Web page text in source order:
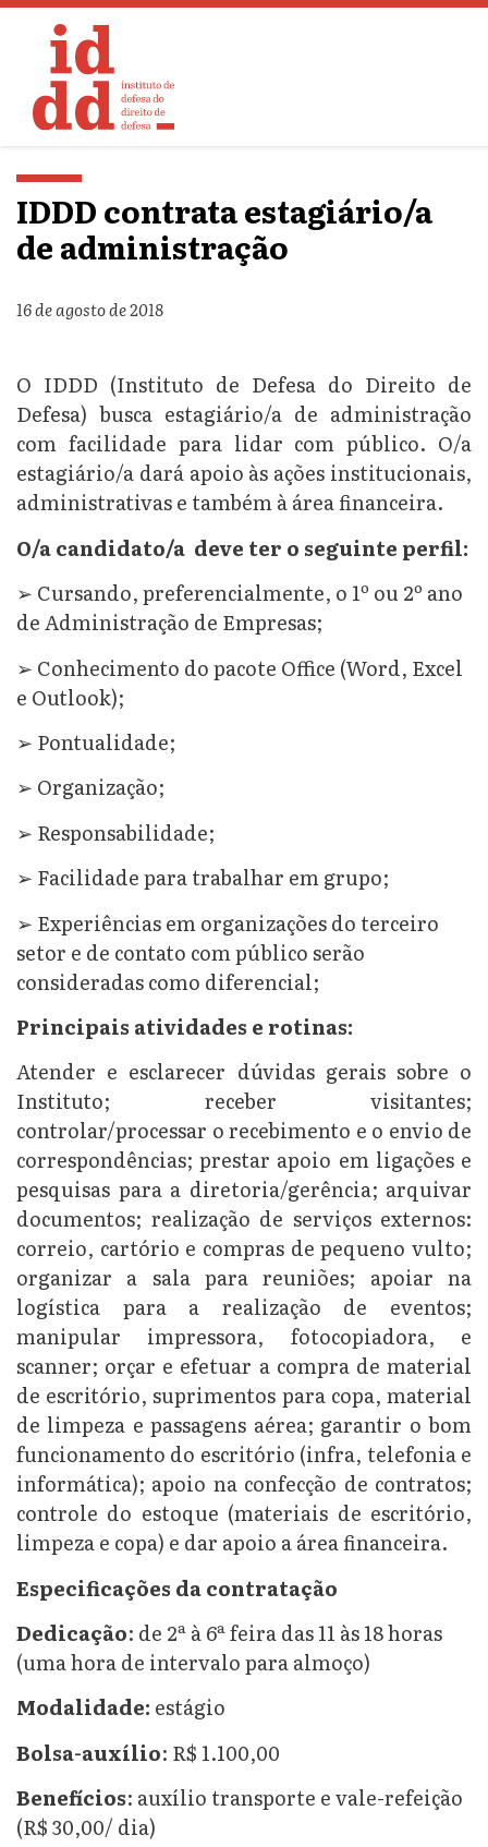
IDDD contrata estagiário/a
de administração
16 de agosto de 2018
O IDDD (Instituto de Defesa do Direito de
Defesa) busca estagiário/a de administração
com facilidade para lidar com público. O/a
estagiário/a dará apoio às ações institucionais,
administrativas e também à área financeira.
O/a candidato/a deve ter o seguinte perfil:
➢ Cursando, preferencialmente, o 1º ou 2º ano
de Administração de Empresas;
➢ Conhecimento do pacote Office (Word, Excel
e Outlook);
➢ Pontualidade;
➢ Organização;
➢ Responsabilidade;
➢ Facilidade para trabalhar em grupo;
➢ Experiências em organizações do terceiro
setor e de contato com público serão
consideradas como diferencial;
Principais atividades e rotinas:
Atender e esclarecer dúvidas gerais sobre o
Instituto; receber visitantes;
controlar/processar o recebimento e o envio de
correspondências; prestar apoio em ligações e
pesquisas para a diretoria/gerência; arquivar
documentos; realização de serviços externos:
correio, cartório e compras de pequeno vulto;
organizar a sala para reuniões; apoiar na
logística para a realização de eventos;
manipular impressora, fotocopiadora, e
scanner; orçar e efetuar a compra de material
de escritório, suprimentos para copa, material
de limpeza e passagens aérea; garantir o bom
funcionamento do escritório (infra, telefonia e
informática); apoio na confecção de contratos;
controle do estoque (materiais de escritório,
limpeza e copa) e dar apoio a área financeira.
Especificações da contratação
Dedicação: de 2ª à 6ª feira das 11 às 18 horas
(uma hora de intervalo para almoço)
Modalidade: estágio
Bolsa-auxílio: R$ 1.100,00
Benefícios: auxílio transporte e vale-refeição
(R$ 30,00/ dia)